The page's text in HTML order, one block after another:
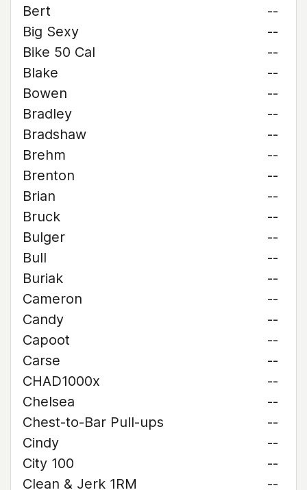
Bert
--
Big Sexy
--
Bike 50 Cal
--
Blake
--
Bowen
--
Bradley
--
Bradshaw
--
Brehm
--
Brenton
--
Brian
--
Bruck
--
Bulger
--
Bull
--
Buriak
--
Cameron
--
Candy
--
Capoot
--
Carse
--
CHAD1000x
--
Chelsea
--
Chest-to-Bar Pull-ups
--
Cindy
--
City 100
--
Clean & Jerk 1RM
--